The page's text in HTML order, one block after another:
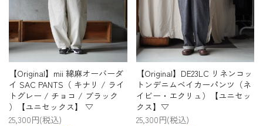
【Original】mii 綿麻オーバーダ
イ SAC PANTS（ キナリ / ライ
トグレー / チョコ / ブラック
）【ユニセックス】 ▽
25,300円(税込)
【Original】DE23LC リネンコッ
トンデニムベイカーパンツ（ネ
イビー・エクリュ）【ユニセッ
クス】▽
25,300円(税込)